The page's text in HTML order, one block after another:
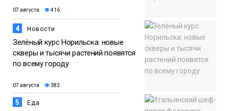
07 августа 416
4 Новости
Зелёный курс Норильска: новые
скверы и тысячи растений появятся
по всему городу
07 августа 383
5 Еда